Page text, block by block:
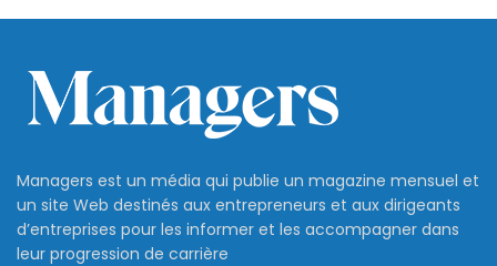
Managers est un média qui publie un magazine mensuel et
un site Web destinés aux entrepreneurs et aux dirigeants
d’entreprises pour les informer et les accompagner dans
leur progression de carrière